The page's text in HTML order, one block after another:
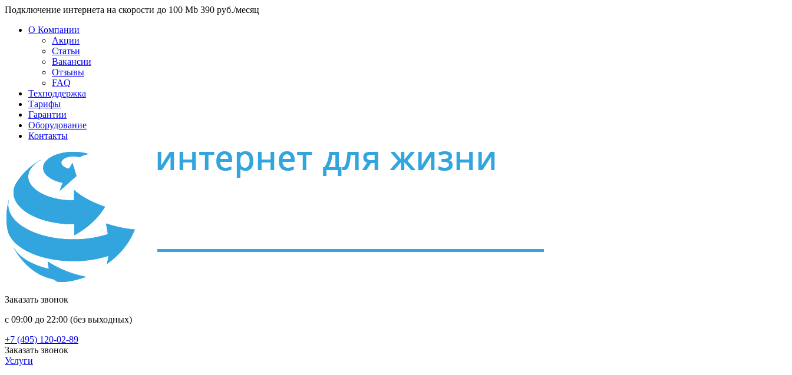
Подключение интернета на скорости до 100 Mb 390 руб./месяц
О Компании
Акции
Статьи
Вакансии
Отзывы
FAQ
Техподдержка
Тарифы
Гарантии
Оборудование
Контакты
Заказать звонок
с 09:00 до 22:00 (без выходных)
+7 (495) 120-02-89
Заказать звонок
Услуги